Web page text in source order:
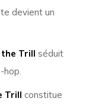
devient un
the Trill séduit
hop.
Trill constitue